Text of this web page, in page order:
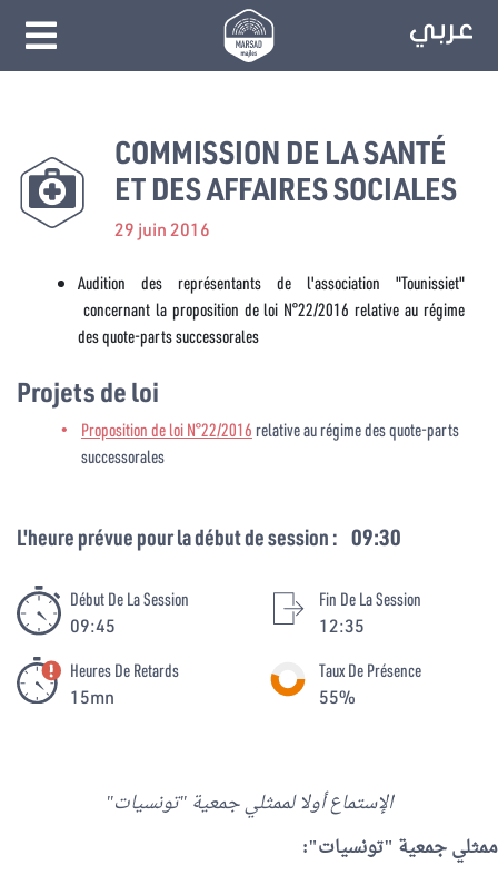
COMMISSION DE LA SANTÉ
ET DES AFFAIRES SOCIALES
29 juin 2016
Audition des représentants de l'association "Tounissiet"
concernant la proposition de loi N°22/2016 relative au régime
des quote-parts successorales
Projets de loi
Proposition de loi N°22/2016relative au régime des quote-parts
successorales
L'heure prévue pour la début de session : 09:30
Début De La Session
09:45
Fin De La Session
12:35
Heures De Retards
15mn
Taux De Présence
55%
الإستماع أولا لممثلي جمعية "تونسيات"
ممثلي جمعية "تونسيات":